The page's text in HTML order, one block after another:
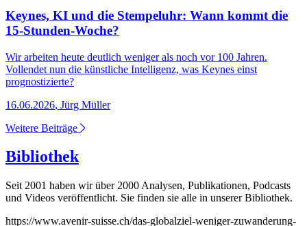
Keynes, KI und die Stempeluhr: Wann kommt die
15-Stunden-Woche?
Wir arbeiten heute deutlich weniger als noch vor 100 Jahren.
Vollendet nun die künstliche Intelligenz, was Keynes einst
prognostizierte?
16.06.2026, Jürg Müller
Weitere Beiträge
Bibliothek
Seit 2001 haben wir über 2000 Analysen, Publikationen, Podcasts
und Videos veröffentlicht. Sie finden sie alle in unserer Bibliothek.
https://www.avenir-suisse.ch/das-globalziel-weniger-zuwanderung-